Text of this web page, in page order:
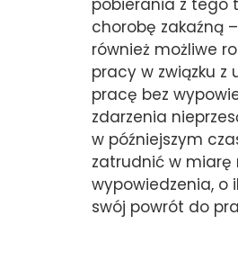
pobierania z tego
chorobę zakaźną
również możliwe
pracy w związku
pracę bez
zdarzenia
w późniejszym
zatrudnić w miarę
wypowiedzenia, o
swój powrót do